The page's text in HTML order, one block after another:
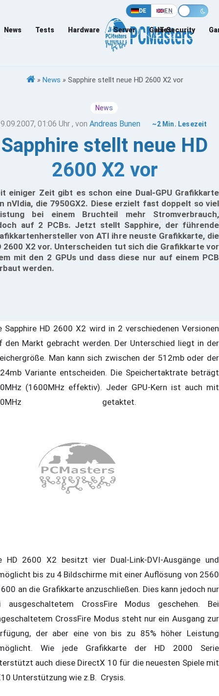
DE EN
News Tests Hardware Server Games
IT-Security
» News » Sapphire stellt neue HD 2600 X2 vor
News
01:06 Uhr , vonAndreas Bunen ~2 Min. Lesezeit
Sapphire stellt neue HD
2600 X2 vor
einiger Zeit gibt es schon eine Dual-GPU Grafikkarte
nVIdia, die 7950GX2. Diese erzielt fast doppelt so viel
bei einem Bruchteil mehr Stromverbrauch,
auf 2 PCBs. Jetzt stellt Sapphire, der führende
von ATI ihre neuste Grafikkarte, die
2600 X2 vor. Unterscheiden tut sich die Grafikkarte vor
mit den 2 GPUs und dass diese nur auf einem PCB
werden.
Sapphire HD 2600 X2 wird in 2 verschiedenen Versionen
den Markt gebracht werden. Der Unterschied liegt in der
Man kann sich zwischen der 512mb oder der
Variante entscheiden. Die Speichertaktrate beträgt
(1600MHz effektiv). Jeder GPU-Kern ist auch mit
getaktet.
HD 2600 X2 besitzt vier Dual-Link-DVI-Ausgänge und
bis zu 4 Bildschirme mit einer Auflösung von 2560
an die Grafikkarte anzuschließen. Dies kann jedoch nur
ausgeschaltetem CrossFire Modus geschehen. Bei
CrossFire Modus steht nur ein Ausgang zur
der aber eine von bis zu 85% höher Leistung
Wie jede Grafikkarte der HD 2000 Serie
auch diese DirectX 10 für die neuesten Spiele mit
Unterstützung wie z.B. Crysis.